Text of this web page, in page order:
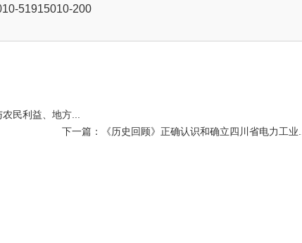
51915010-200
民利益、地方...
下一篇：《历史回顾》正确认识和确立四川省电力工业...